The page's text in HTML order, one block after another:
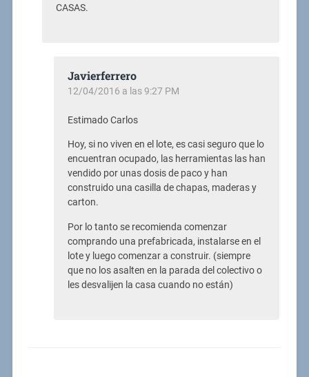
CASAS.
Javierferrero
12/04/2016 a las 9:27 PM
Estimado Carlos
Hoy, si no viven en el lote, es casi seguro que lo
encuentran ocupado, las herramientas las han
vendido por unas dosis de paco y han
construido una casilla de chapas, maderas y
carton.
Por lo tanto se recomienda comenzar
comprando una prefabricada, instalarse en el
lote y luego comenzar a construir. (siempre
que no los asalten en la parada del colectivo o
les desvalijen la casa cuando no están)